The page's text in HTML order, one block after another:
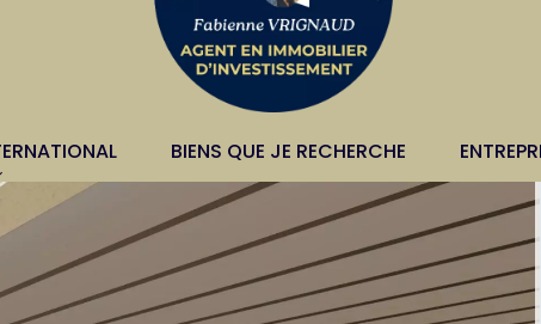
BIENS QUE JE RECHERCHE